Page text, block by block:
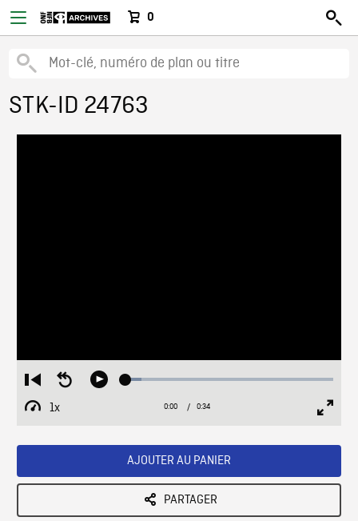
0
STK-ID 24763
Restart
from
beginning
Seek
Play Loaded:
1x
Playback
Current
0:00 / Duration
0:34
AJOUTER AU PANIER
PARTAGER